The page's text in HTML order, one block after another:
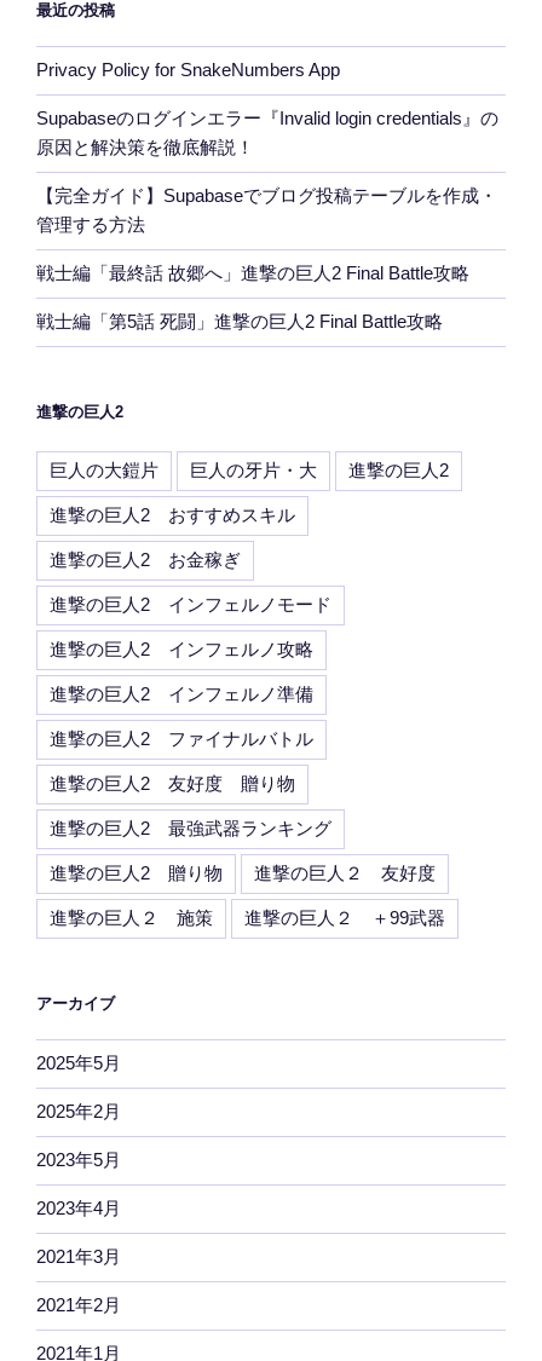
最近の投稿
Privacy Policy for SnakeNumbers App
Supabaseのログインエラー『Invalid login credentials』の
原因と解決策を徹底解説！
【完全ガイド】Supabaseでブログ投稿テーブルを作成・
管理する方法
戦士編「最終話 故郷へ」進撃の巨人2 Final Battle攻略
戦士編「第5話 死闘」進撃の巨人2 Final Battle攻略
進撃の巨人2
巨人の大鎧片 巨人の牙片・大 進撃の巨人2
進撃の巨人2 おすすめスキル
進撃の巨人2 お金稼ぎ
進撃の巨人2 インフェルノモード
進撃の巨人2 インフェルノ攻略
進撃の巨人2 インフェルノ準備
進撃の巨人2 ファイナルバトル
進撃の巨人2 友好度 贈り物
進撃の巨人2 最強武器ランキング
進撃の巨人2 贈り物 進撃の巨人２ 友好度
進撃の巨人２ 施策 進撃の巨人２ ＋99武器
アーカイブ
2025年5月
2025年2月
2023年5月
2023年4月
2021年3月
2021年2月
2021年1月